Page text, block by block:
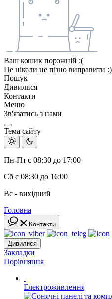
Ваш кошик порожній :(
Це ніколи не пізно виправити :)
Пошук
Дивилися
Контакти
Меню
Зв'язатись з нами
Тема сайту
Пн-Пт с 08:30 до 17:00
Сб с 08:30 до 16:00
Вс - вихідний
Головна
Контакти
Дивилися
Закладки
Порівняння
Електроживлення